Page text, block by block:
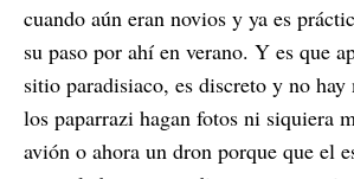
cuando aún eran novios y ya es
su paso por ahí en verano. Y es que
sitio paradisiaco, es discreto y no hay
los paparrazi hagan fotos ni siquiera
avión o ahora un dron porque que el